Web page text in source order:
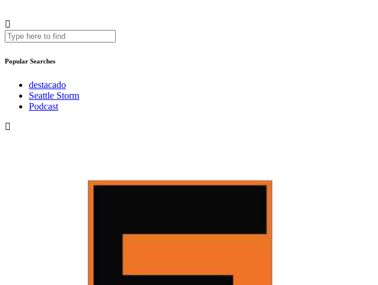
Popular Searches
destacado
Seattle Storm
Podcast